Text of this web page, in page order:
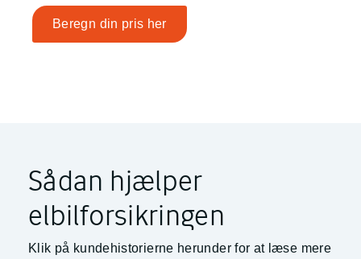
Beregn din pris her
Sådan hjælper
elbilforsikringen
Klik på kundehistorierne herunder for at læse mere